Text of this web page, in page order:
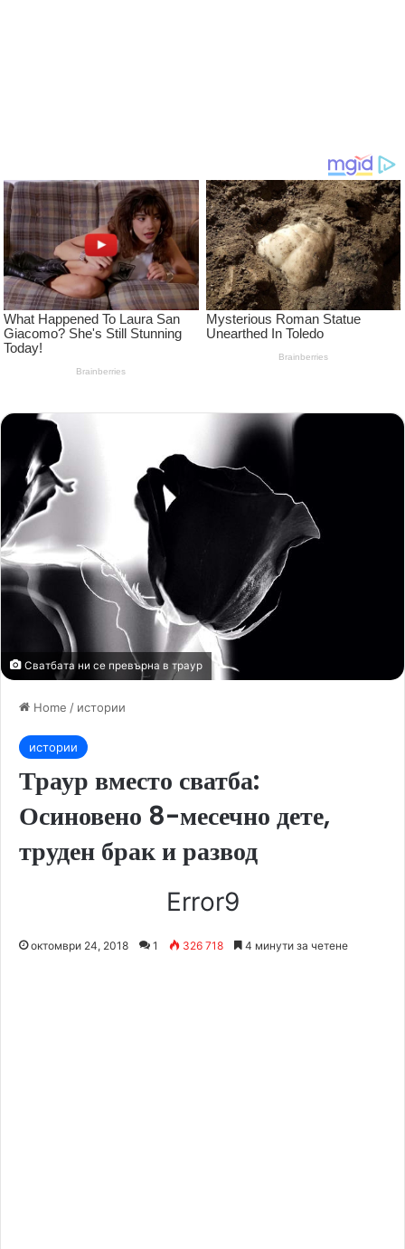
Сватбата ни се превърна в траур
Home / истории
истории
Траур вместо сватба:
Осиновено 8-месечно дете,
труден брак и развод
Error9
октомври 24, 2018 1 326 718 4 минути за четене